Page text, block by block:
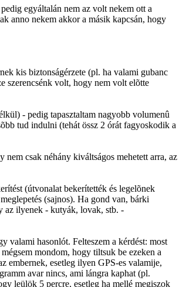
egyáltalán nem az volt nekem ott a
anno nekem akkor a másik kapcsán, hogy
kis biztonságérzete (pl. ha valami gubanc
szerencsénk volt, hogy nem volt elõtte
- pedig tapasztaltam nagyobb volumenû
tud indulni (tehát össz 2 órát fagyoskodik a
csak néhány kiváltságos mehetett arra, az
(útvonalat bekerítették és legelõnek
(sajnos). Ha gond van, bárki
az ilyenek - kutyák, lovak, stb. -
valami hasonlót. Felteszem a kérdést: most
mondom, hogy tiltsuk be ezeken a
embernek, esetleg ilyen GPS-es valamije,
avar nincs, ami lángra kaphat (pl.
leülök 5 percre, esetleg ha mellé megiszok